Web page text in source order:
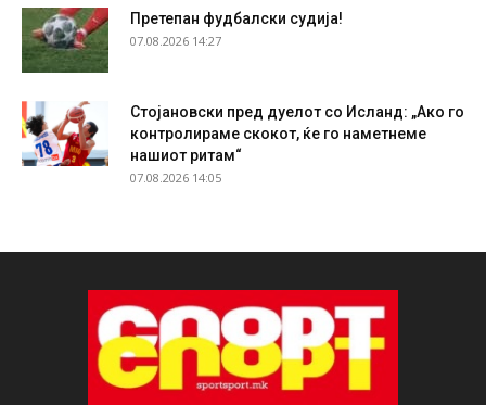
Претепан фудбалски судија!
07.08.2026 14:27
Стојановски пред дуелот со Исланд: „Ако го
контролираме скокот, ќе го наметнеме
нашиот ритам“
07.08.2026 14:05